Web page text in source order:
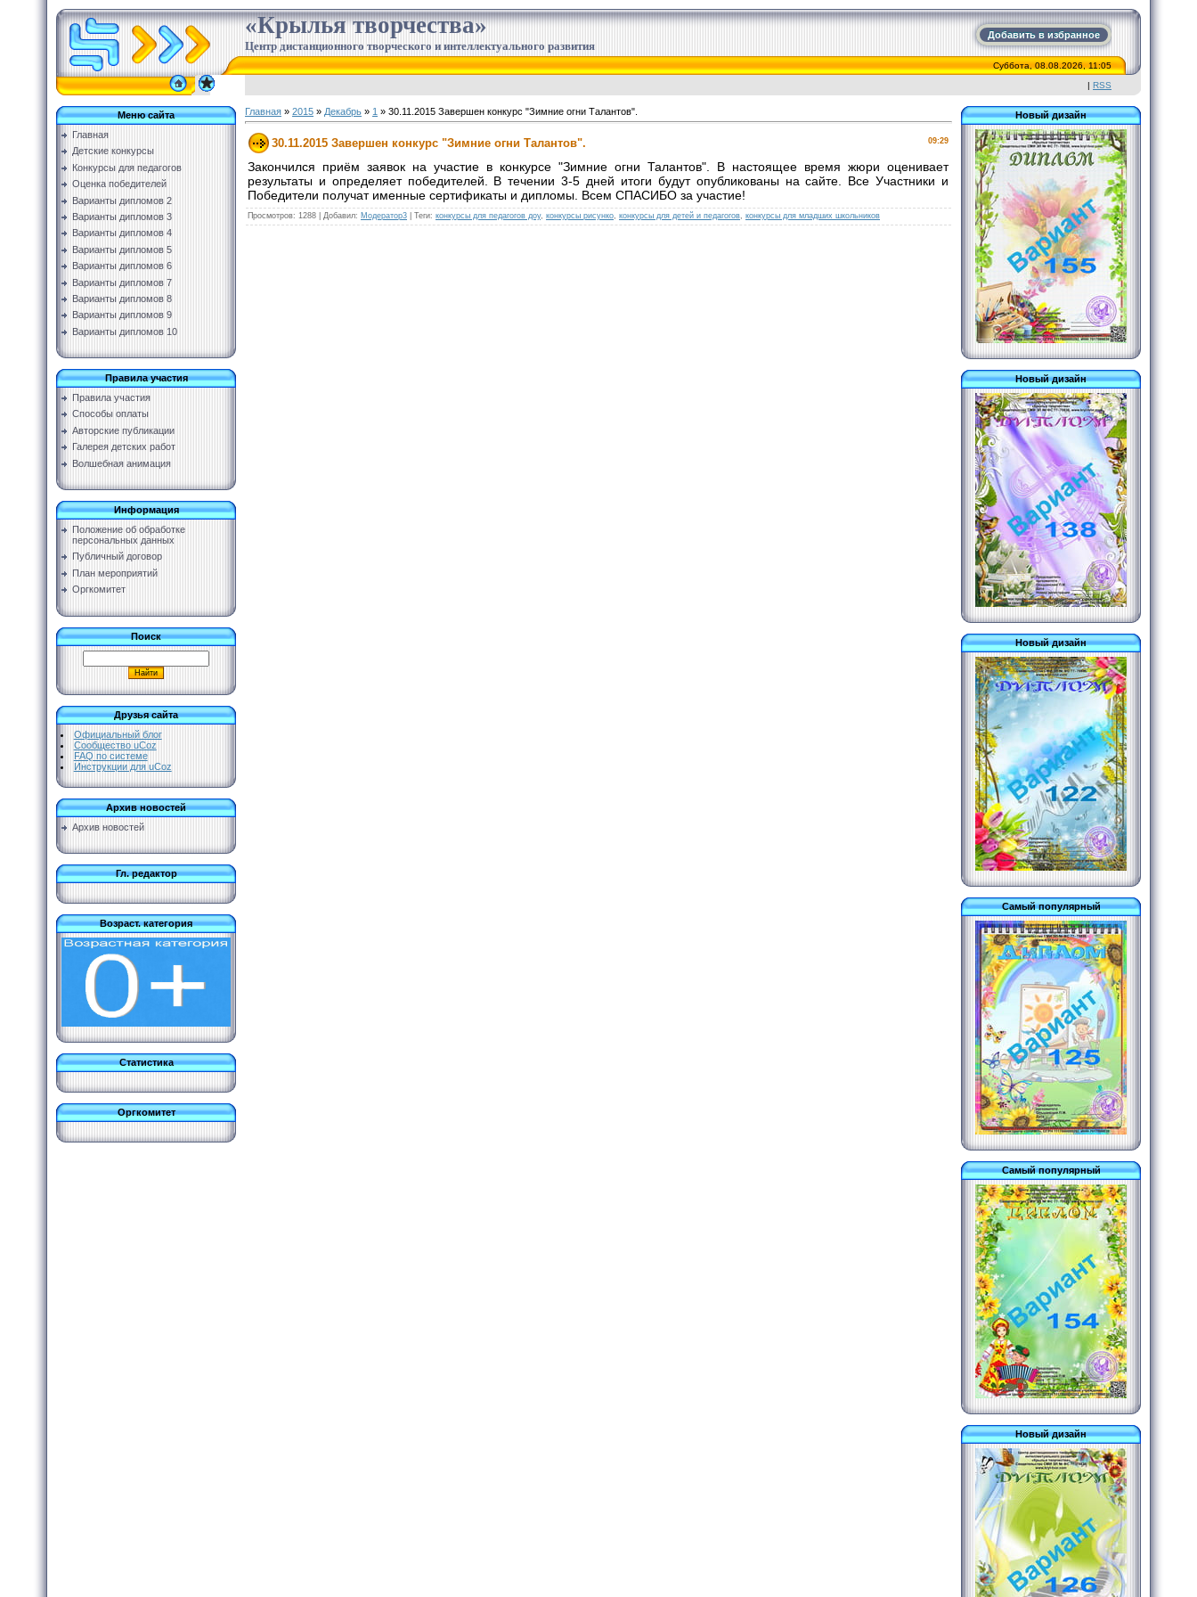
Добавить в избранное
«Крылья творчества»
Центр дистанционного творческого и интеллектуального развития
Суббота, 08.08.2026, 11:05
| RSS
Меню сайта
Главная
Детские конкурсы
Конкурсы для педагогов
Оценка победителей
Варианты дипломов 2
Варианты дипломов 3
Варианты дипломов 4
Варианты дипломов 5
Варианты дипломов 6
Варианты дипломов 7
Варианты дипломов 8
Варианты дипломов 9
Варианты дипломов 10
Правила участия
Правила участия
Способы оплаты
Авторские публикации
Галерея детских работ
Волшебная анимация
Информация
Положение об обработке
персональных данных
Публичный договор
План мероприятий
Оргкомитет
Поиск
Друзья сайта
Официальный блог
Сообщество uCoz
FAQ по системе
Инструкции для uCoz
Архив новостей
Архив новостей
Гл. редактор
Возраст. категория
Статистика
Оргкомитет
Главная » 2015 » Декабрь » 1 » 30.11.2015 Завершен конкурс "Зимние огни Талантов".
09:29
30.11.2015 Завершен конкурс "Зимние огни Талантов".
Закончился приём заявок на участие в конкурсе "Зимние огни Талантов". В настоящее время жюри оценивает
результаты и определяет победителей. В течении 3-5 дней итоги будут опубликованы на сайте. Все Участники и
Победители получат именные сертификаты и дипломы. Всем СПАСИБО за участие!
Просмотров: 1288 Добавил: Модератор3 Теги: конкурсы для педагогов доу, конкурсы рисунко конкурсы для детей и педагогов конкурсы для младших школьников
Новый дизайн
Новый дизайн
Новый дизайн
Самый популярный
Самый популярный
Новый дизайн